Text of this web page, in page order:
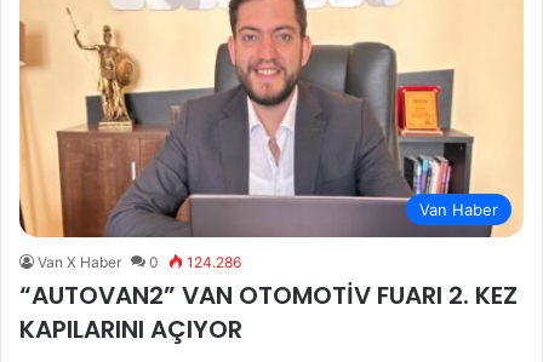
Van Haber
Van X Haber 0 124.286
“AUTOVAN2” VAN OTOMOTİV FUARI 2. KEZ
KAPILARINI AÇIYOR